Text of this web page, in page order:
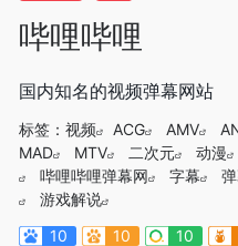
哔哩哔哩
国内知名的视频弹幕网站
标签： 视频 ACG AMV
MAD
MTV 二次元 动漫
哔哩哔哩弹幕网
字幕
游戏解说
10
10
10